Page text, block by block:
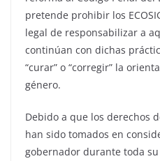
pretende prohibir los
legal de responsabilizar a
continúan con dichas
“curar” o “corregir” la
género.
Debido a que los derechos
han sido tomados en
gobernador durante toda